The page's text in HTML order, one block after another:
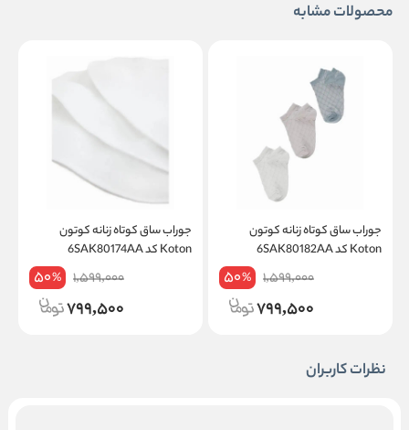
محصولات مشابه
جوراب ساق کوتاه زنانه کوتون
Koton کد 6SAK80182AA
1,599,000
50%
799,500
جوراب ساق کوتاه زنانه کوتون
Koton کد 6SAK80174AA
1,599,000
50%
799,500
نظرات کاربران